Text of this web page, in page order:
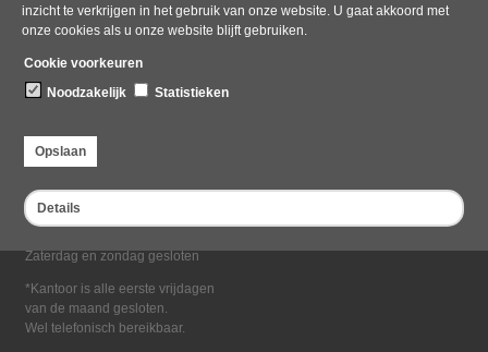
inzicht te verkrijgen in het gebruik van onze website. U gaat akkoord met
onze cookies als u onze website blijft gebruiken.
Cookie voorkeuren
Noodzakelijk
Statistieken
Opslaan
Details
Bezoekadres
Dampten 2, 1624 NR Hoorn
Postbus 2095, 1620 EB Hoorn
Openingstijden kantoor
Maandag tot en met vrijdag*
van 08:00 tot 16:30
Zaterdag en zondag gesloten
*Kantoor is alle eerste vrijdagen
van de maand gesloten.
Wel telefonisch bereikbaar.